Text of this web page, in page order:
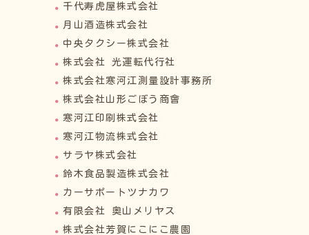
千代寿虎屋株式会社
月山酒造株式会社
中央タクシー株式会社
株式会社 光運転代行社
株式会社寒河江測量設計事務所
株式会社山形ごぼう商會
寒河江印刷株式会社
寒河江物流株式会社
サラヤ株式会社
鈴木食品製造株式会社
カーサポートツナカワ
有限会社 奥山メリヤス
株式会社芳賀にこにこ農園